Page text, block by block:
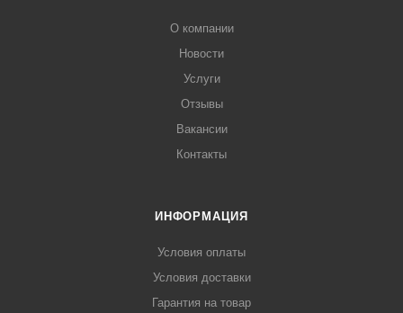
О компании
Новости
Услуги
Отзывы
Вакансии
Контакты
ИНФОРМАЦИЯ
Условия оплаты
Условия доставки
Гарантия на товар